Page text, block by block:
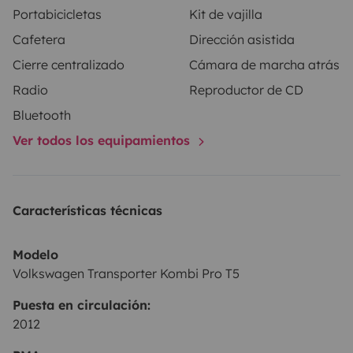
olla, sartén, platos, vasos, tabla de cortar, cafetera y
cubertería.
- No olvides traer tu ropa de cama: sábanas, mantas y
almohadas.
- Posibilidad de incluir potti, cocina de gas y ropa de
cama. (con suplemento)
concepto de limpieza.
Portabicicletas
Kit de vajilla
Cafetera
Dirección asistida
Cierre centralizado
Cámara de marcha atrás
Radio
Reproductor de CD
Bluetooth
Ver todos los equipamientos
Características técnicas
Modelo
Volkswagen Transporter Kombi Pro T5
Puesta en circulación:
2012